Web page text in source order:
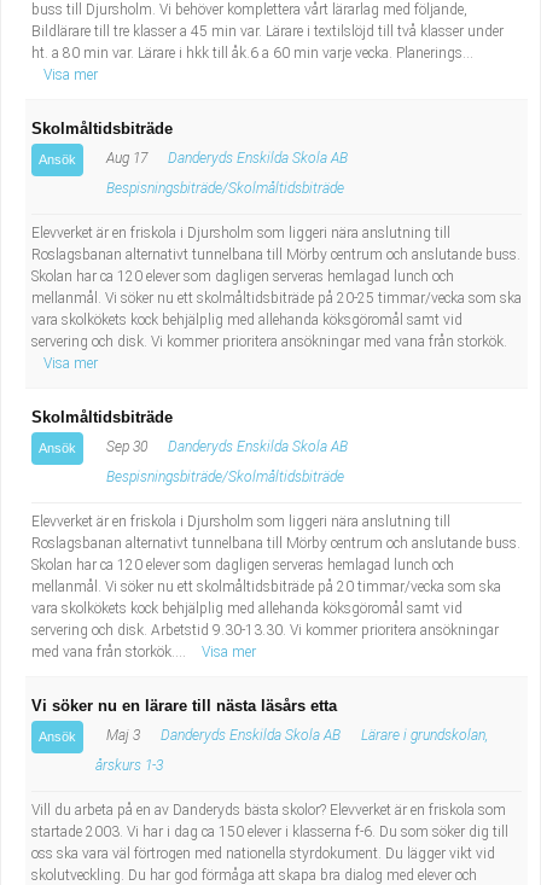
buss till Djursholm. Vi behöver komplettera vårt lärarlag med följande,
Bildlärare till tre klasser a 45 min var. Lärare i textilslöjd till två klasser under
ht. a 80 min var. Lärare i hkk till åk.6 a 60 min varje vecka. Planerings...
Visa mer
Skolmåltidsbiträde
Ansök Aug 17
Danderyds Enskilda Skola AB
Bespisningsbiträde/Skolmåltidsbiträde
Elevverket är en friskola i Djursholm som liggeri nära anslutning till
Roslagsbanan alternativt tunnelbana till Mörby centrum och anslutande buss.
Skolan har ca 120 elever som dagligen serveras hemlagad lunch och
mellanmål. Vi söker nu ett skolmåltidsbiträde på 20-25 timmar/vecka som ska
vara skolkökets kock behjälplig med allehanda köksgöromål samt vid
servering och disk. Vi kommer prioritera ansökningar med vana från storkök.
Visa mer
Skolmåltidsbiträde
Ansök Sep 30
Danderyds Enskilda Skola AB
Bespisningsbiträde/Skolmåltidsbiträde
Elevverket är en friskola i Djursholm som liggeri nära anslutning till
Roslagsbanan alternativt tunnelbana till Mörby centrum och anslutande buss.
Skolan har ca 120 elever som dagligen serveras hemlagad lunch och
mellanmål. Vi söker nu ett skolmåltidsbiträde på 20 timmar/vecka som ska
vara skolkökets kock behjälplig med allehanda köksgöromål samt vid
servering och disk. Arbetstid 9.30-13.30. Vi kommer prioritera ansökningar
med vana från storkök....
Visa mer
Vi söker nu en lärare till nästa läsårs etta
Ansök Maj 3 Danderyds Enskilda Skola AB
Lärare i grundskolan,
årskurs 1-3
Vill du arbeta på en av Danderyds bästa skolor? Elevverket är en friskola som
startade 2003. Vi har i dag ca 150 elever i klasserna f-6. Du som söker dig till
oss ska vara väl förtrogen med nationella styrdokument. Du lägger vikt vid
skolutveckling. Du har god förmåga att skapa bra dialog med elever och